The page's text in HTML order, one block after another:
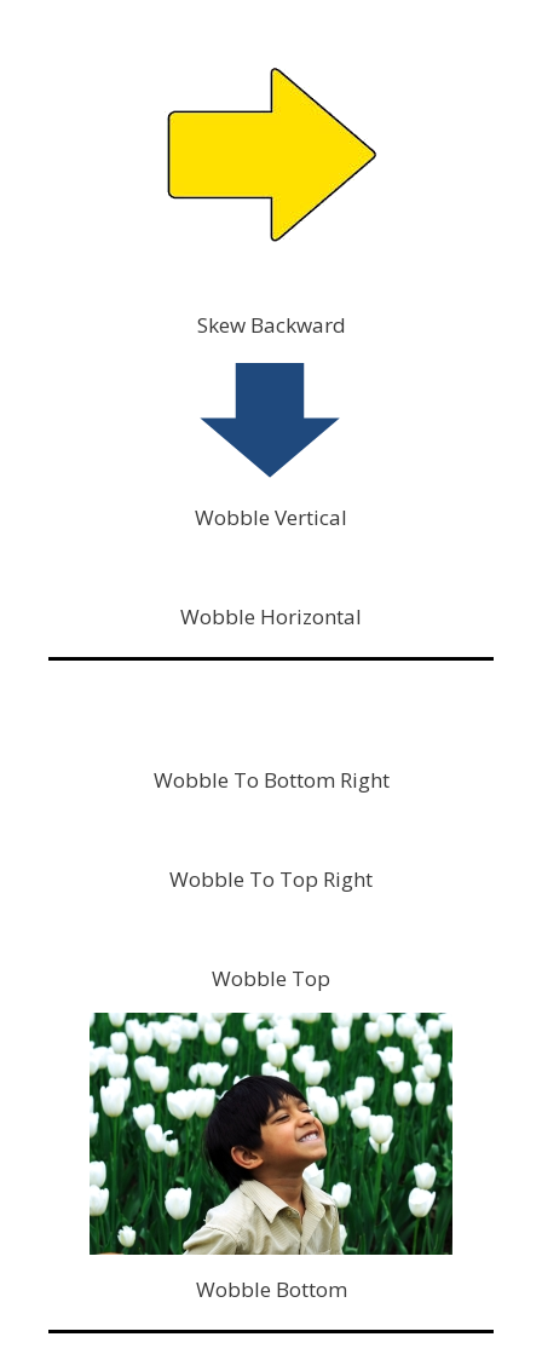
Skew Backward
Wobble Vertical
Wobble Horizontal
Wobble To Bottom Right
Wobble To Top Right
Wobble Top
Wobble Bottom